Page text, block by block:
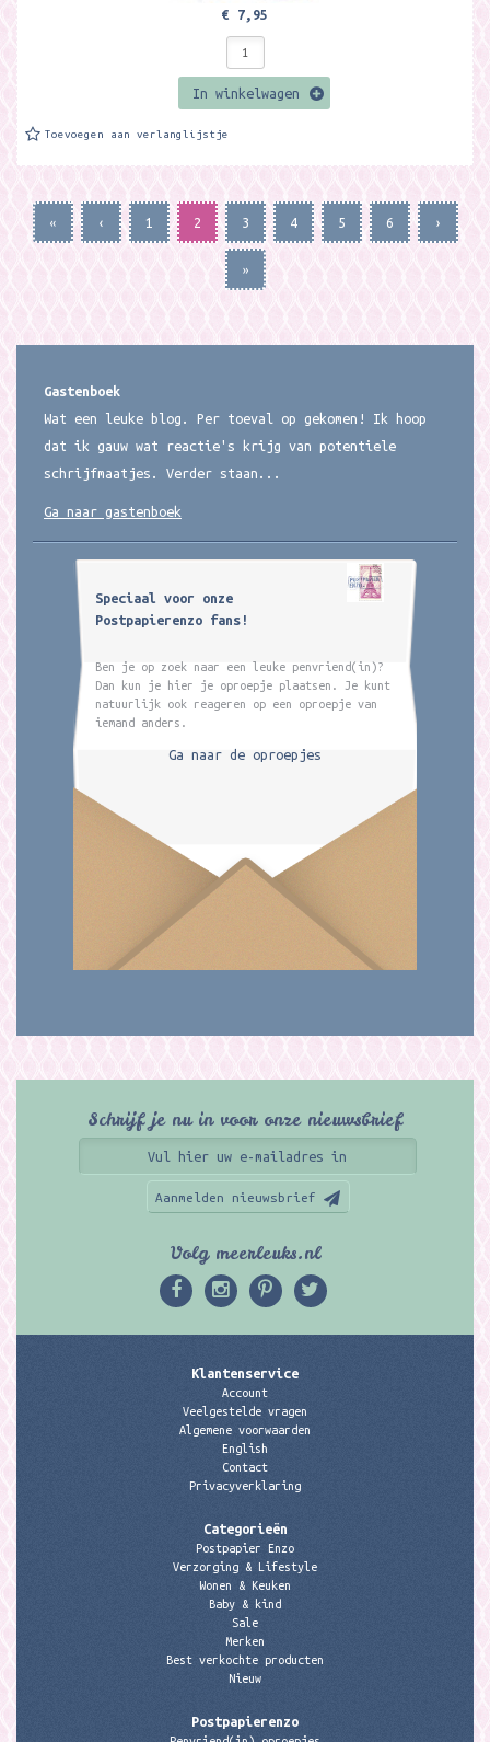
€ 7,95
In winkelwagen
Toevoegen aan verlanglijstje
« ‹ 1 2 3 4 5 6 ›
»
Gastenboek
Wat een leuke blog. Per toeval op gekomen! Ik hoop
dat ik gauw wat reactie's krijg van potentiele
schrijfmaatjes. Verder staan...
Ga naar gastenboek
Speciaal voor onze
Postpapierenzo fans!
Ben je op zoek naar een leuke penvriend(in)?
Dan kun je hier je oproepje plaatsen. Je kunt
natuurlijk ook reageren op een oproepje van
iemand anders.
Ga naar de oproepjes
Schrijf je nu in voor onze nieuwsbrief
Aanmelden nieuwsbrief
Volg meerleuks.nl
Klantenservice
Account
Veelgestelde vragen
Algemene voorwaarden
English
Contact
Privacyverklaring
Categorieën
Postpapier Enzo
Verzorging & Lifestyle
Wonen & Keuken
Baby & kind
Sale
Merken
Best verkochte producten
Nieuw
Postpapierenzo